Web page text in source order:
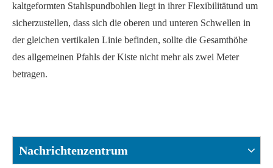
kaltgeformten Stahlspundbohlen liegt in ihrer Flexibilitätund um
sicherzustellen, dass sich die oberen und unteren Schwellen in
der gleichen vertikalen Linie befinden, sollte die Gesamthöhe
des allgemeinen Pfahls der Kiste nicht mehr als zwei Meter
betragen.
Nachrichtenzentrum